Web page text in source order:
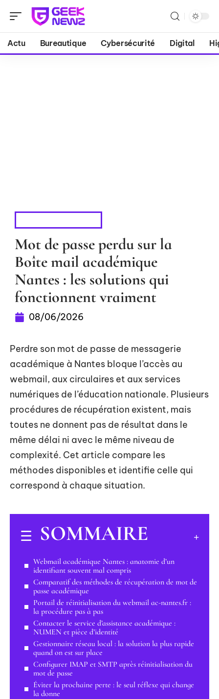
Actu Bureautique Cybersécurité Digital
Mot de passe perdu sur la
Boîte mail académique
Nantes : les solutions qui
fonctionnent vraiment
08/06/2026
Perdre son mot de passe de messagerie
académique à Nantes bloque l’accès au
webmail, aux circulaires et aux services
numériques de l’éducation nationale. Plusieurs
procédures de récupération existent, mais
toutes ne donnent pas de résultat dans le
même délai ni avec le même niveau de
complexité. Cet article compare les
méthodes disponibles et identifie celle qui
correspond à chaque situation.
SOMMAIRE
Webmail académique Nantes : anatomie d’un
identifiant souvent mal compris
Comparatif des méthodes de récupération de mot de
passe académique
Portail de réinitialisation du webmail ac-nantes.fr :
la procédure pas à pas
Contacter le service d’assistance académique :
NUMEN et pièce d’identité
Gestionnaire réseau local : la solution la plus rapide
quand on est sur place
Configurer IMAP et SMTP après réinitialisation du
mot de passe
Éviter la prochaine perte : le seul réflexe qui change
la donne